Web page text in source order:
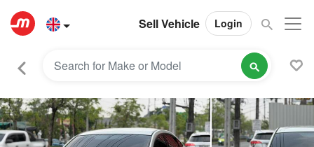
Sell Vehicle Login